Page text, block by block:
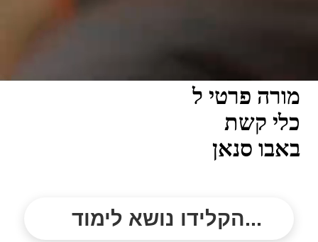
מורה פרטי ל
כלי קשת
באבו סנאן
הקלידו נושא לימוד...